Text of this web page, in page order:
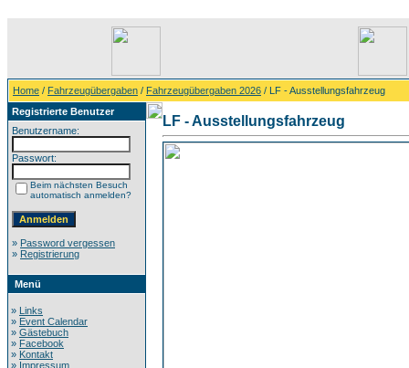
Home / Fahrzeugübergaben / Fahrzeugübergaben 2026 / LF - Ausstellungsfahrzeug
Registrierte Benutzer
Benutzername:
Passwort:
Beim nächsten Besuch
automatisch anmelden?
» Password vergessen
» Registrierung
Menü
» Links
» Event Calendar
» Gästebuch
» Facebook
» Kontakt
» Impressum
LF - Ausstellungsfahrzeug